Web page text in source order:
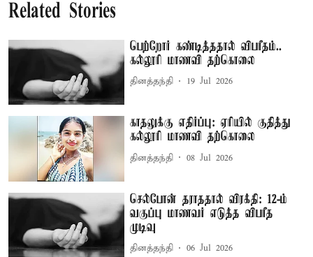
Related Stories
பெற்றோர் கண்டித்ததால் விபரீதம்..
கல்லூரி மாணவி தற்கொலை
தினத்தந்தி 19 Jul 2026
காதலுக்கு எதிர்ப்பு: ஏரியில் குதித்து
கல்லூரி மாணவி தற்கொலை
தினத்தந்தி 08 Jul 2026
செல்போன் தராததால் விரக்தி: 12-ம்
வகுப்பு மாணவர் எடுத்த விபரீத
முடிவு
தினத்தந்தி 06 Jul 2026